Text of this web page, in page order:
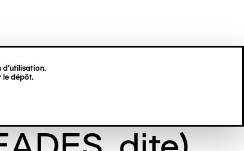
d’utilisation.
le dépôt.
GILL (Maude